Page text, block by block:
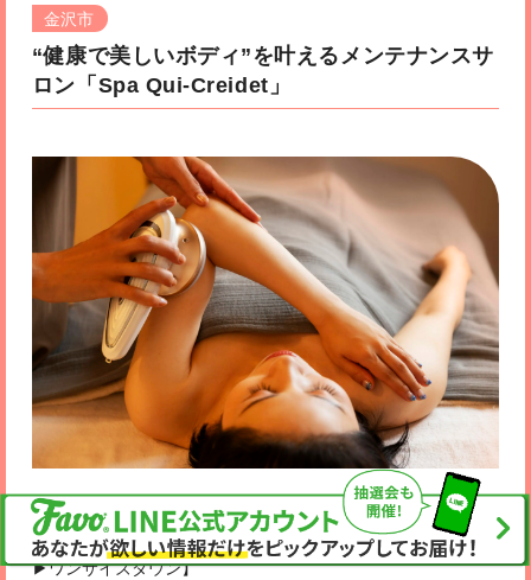
金沢市
“健康で美しいボディ”を叶えるメンテナンスサ
ロン 「Spa Qui-Creidet」
★★★タイパGOOD★★★キャビエットスリミング(キャビテ
ーション＋ボディメイキング) 60分··· 14,200円【1ヵ月に2回
▶ワンサイズダウン】